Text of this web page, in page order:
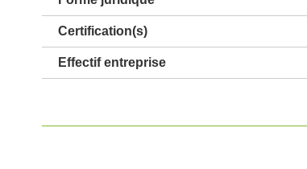
Certification(s)
Effectif entreprise